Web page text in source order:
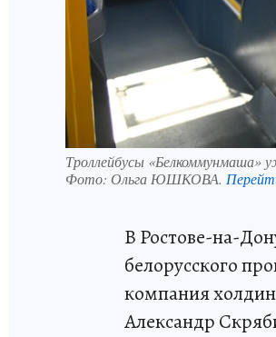
Троллейбусы «Белкоммунмаша»
Фото: Ольга ЮШКОВА.
В Ростове-на-
белорусского
компания
Александр